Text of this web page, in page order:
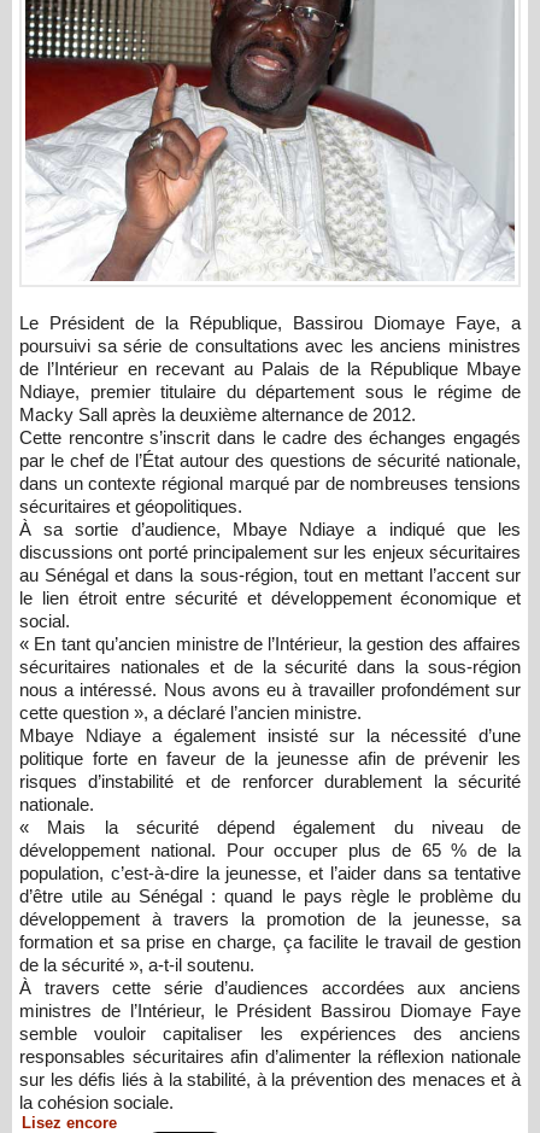
Le Président de la République, Bassirou Diomaye Faye, a
poursuivi sa série de consultations avec les anciens ministres
de l’Intérieur en recevant au Palais de la République Mbaye
Ndiaye, premier titulaire du département sous le régime de
Macky Sall après la deuxième alternance de 2012.
Cette rencontre s’inscrit dans le cadre des échanges engagés
par le chef de l’État autour des questions de sécurité nationale,
dans un contexte régional marqué par de nombreuses tensions
sécuritaires et géopolitiques.
À sa sortie d’audience, Mbaye Ndiaye a indiqué que les
discussions ont porté principalement sur les enjeux sécuritaires
au Sénégal et dans la sous-région, tout en mettant l’accent sur
le lien étroit entre sécurité et développement économique et
social.
« En tant qu’ancien ministre de l’Intérieur, la gestion des affaires
sécuritaires nationales et de la sécurité dans la sous-région
nous a intéressé. Nous avons eu à travailler profondément sur
cette question », a déclaré l’ancien ministre.
Mbaye Ndiaye a également insisté sur la nécessité d’une
politique forte en faveur de la jeunesse afin de prévenir les
risques d’instabilité et de renforcer durablement la sécurité
nationale.
« Mais la sécurité dépend également du niveau de
développement national. Pour occuper plus de 65 % de la
population, c’est-à-dire la jeunesse, et l’aider dans sa tentative
d’être utile au Sénégal : quand le pays règle le problème du
développement à travers la promotion de la jeunesse, sa
formation et sa prise en charge, ça facilite le travail de gestion
de la sécurité », a-t-il soutenu.
À travers cette série d’audiences accordées aux anciens
ministres de l’Intérieur, le Président Bassirou Diomaye Faye
semble vouloir capitaliser les expériences des anciens
responsables sécuritaires afin d’alimenter la réflexion nationale
sur les défis liés à la stabilité, à la prévention des menaces et à
la cohésion sociale.
Lisez encore